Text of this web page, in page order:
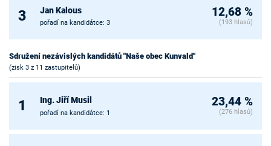
3 Jan Kalous
pořadí na kandidátce: 3
12,68 %
(193 hlasů)
Sdružení nezávislých kandidátů "Naše obec Kunvald"
(zisk 3 z 11 zastupitelů)
1 Ing. Jiří Musil
pořadí na kandidátce: 1
23,44 %
(276 hlasů)